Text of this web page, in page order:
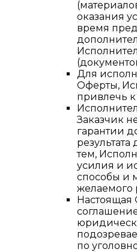
оказания
время
Для
Оферты,
привлечь к
Заказчик
гарантии
тем,
усилия и
способы и
желаемого
Настоящая
по